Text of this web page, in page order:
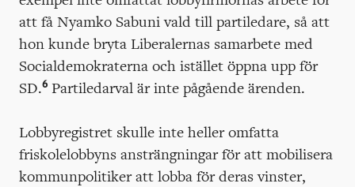
att få Nyamko Sabuni vald till partiledare, så att
hon kunde bryta Liberalernas samarbete med
Socialdemokraterna och istället öppna upp för
SD.6 Partiledarval är inte pågående ärenden.
Lobbyregistret skulle inte heller omfatta
friskolelobbyns ansträngningar för att mobilisera
kommunpolitiker att lobba för deras vinster,